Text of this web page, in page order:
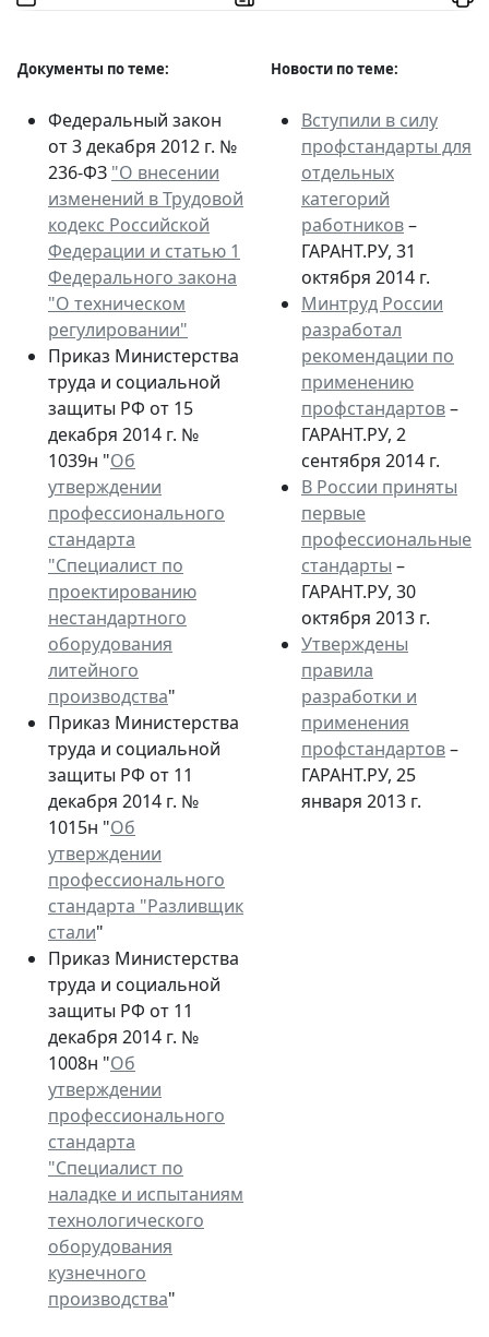
Документы по теме: Новости по теме:
Федеральный закон
от 3 декабря 2012 г. №
236-ФЗ "О внесении
изменений в Трудовой
кодекс Российской
Федерации и статью 1
Федерального закона
"О техническом
регулировании"
Приказ Министерства
труда и социальной
защиты РФ от 15
декабря 2014 г. №
1039н "Об
утверждении
профессионального
стандарта
"Специалист по
проектированию
нестандартного
оборудования
литейного
производства"
Приказ Министерства
труда и социальной
защиты РФ от 11
декабря 2014 г. №
1015н "Об
утверждении
профессионального
стандарта "Разливщик
стали"
Приказ Министерства
труда и социальной
защиты РФ от 11
декабря 2014 г. №
1008н "Об
утверждении
профессионального
стандарта
"Специалист по
наладке и испытаниям
технологического
оборудования
кузнечного
производства"
Вступили в силу
профстандарты для
отдельных
категорий
работников–
ГАРАНТ.РУ, 31
октября 2014 г.
Минтруд России
разработал
рекомендации по
применению
профстандартов–
ГАРАНТ.РУ, 2
сентября 2014 г.
В России приняты
первые
профессиональные
стандарты –
ГАРАНТ.РУ, 30
октября 2013 г.
Утверждены
правила
разработки и
применения
профстандартов–
ГАРАНТ.РУ, 25
января 2013 г.